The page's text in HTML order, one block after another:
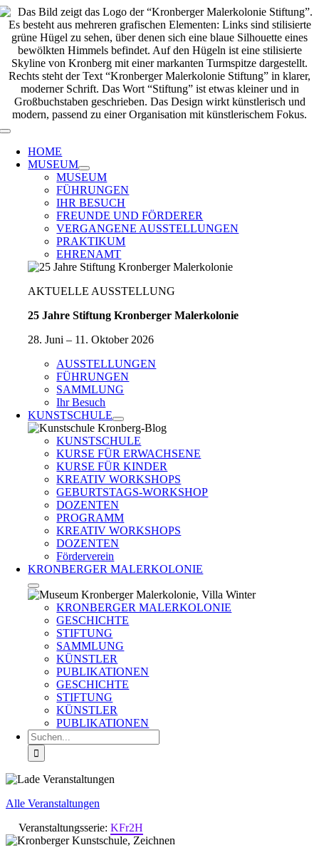
Zum
Inhalt
springen
Toggle
Navigation
HOME
MUSEUM
MUSEUM
FÜHRUNGEN
IHR BESUCH
FREUNDE UND FÖRDERER
VERGANGENE AUSSTELLUNGEN
PRAKTIKUM
EHRENAMT
AKTUELLE AUSSTELLUNG
25 Jahre Stiftung Kronberger Malerkolonie
28. Juni – 11. Oktober 2026
AUSSTELLUNGEN
FÜHRUNGEN
SAMMLUNG
Ihr Besuch
KUNSTSCHULE
KUNSTSCHULE
KURSE FÜR ERWACHSENE
KURSE FÜR KINDER
KREATIV WORKSHOPS
GEBURTSTAGS-WORKSHOP
DOZENTEN
PROGRAMM
KREATIV WORKSHOPS
DOZENTEN
Förderverein
KRONBERGER MALERKOLONIE
KRONBERGER MALERKOLONIE
GESCHICHTE
STIFTUNG
SAMMLUNG
KÜNSTLER
PUBLIKATIONEN
GESCHICHTE
STIFTUNG
KÜNSTLER
PUBLIKATIONEN
Suche
nach:
Alle Veranstaltungen
Veranstaltungsserie: KFr2H